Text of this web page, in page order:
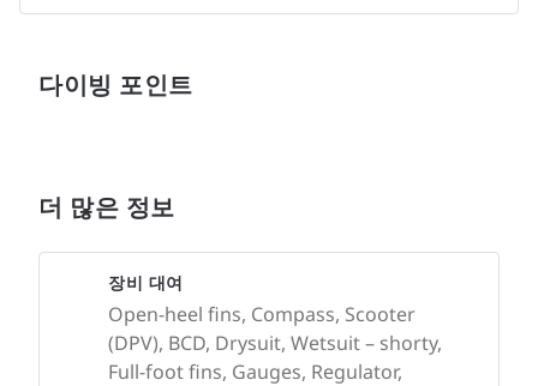
다이빙 포인트
더 많은 정보
장비 대여
Open-heel fins, Compass, Scooter
(DPV), BCD, Drysuit, Wetsuit – shorty,
Full-foot fins, Gauges, Regulator,